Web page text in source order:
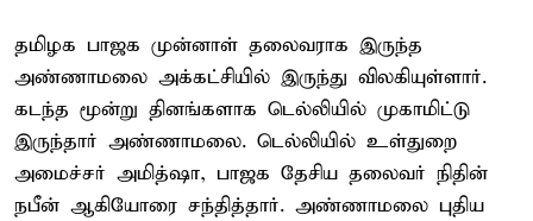
தமிழக பாஜக முன்னாள் தலைவராக இருந்த
அண்ணாமலை அக்கட்சியில் இருந்து விலகியுள்ளார்.
கடந்த மூன்று தினங்களாக டெல்லியில் முகாமிட்டு
இருந்தார் அண்ணாமலை. டெல்லியில் உள்துறை
அமைச்சர் அமித்ஷா, பாஜக தேசிய தலைவர் நிதின்
நபீன் ஆகியோரை சந்தித்தார். அண்ணாமலை புதிய